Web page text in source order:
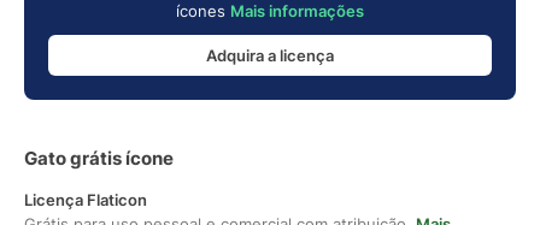
ícones Mais informações
Adquira a licença
Gato grátis ícone
Licença Flaticon